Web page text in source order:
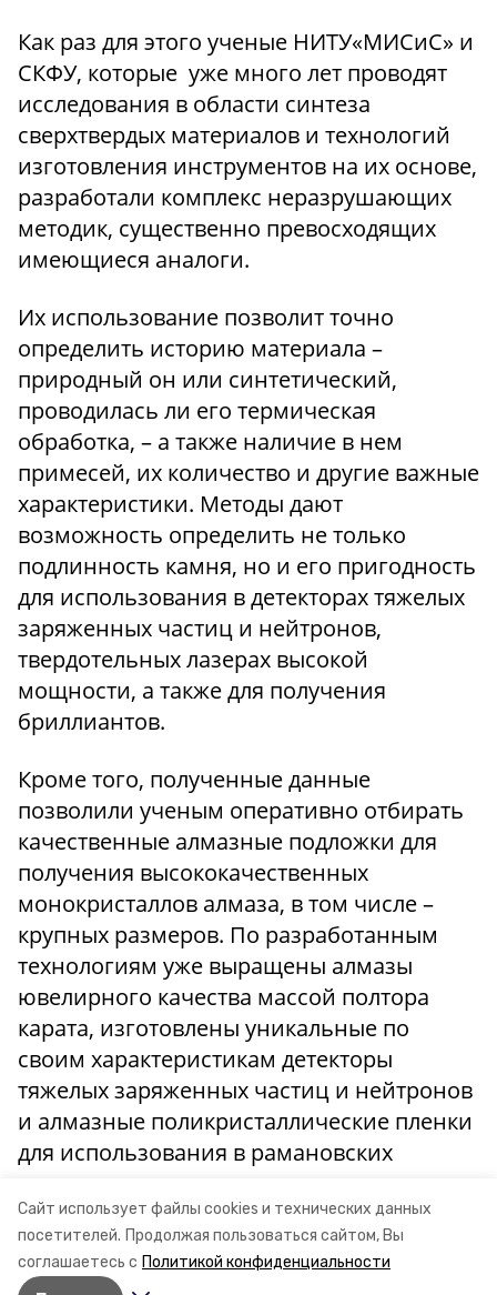
Сайт использует файлы cookies и технических данных
посетителей. Продолжая пользоваться сайтом, Вы
соглашаетесь с Политикой конфиденциальности
Как раз для этого ученые НИТУ«МИСиС» и
СКФУ, которые уже много лет проводят
исследования в области синтеза
сверхтвердых материалов и технологий
изготовления инструментов на их основе,
разработали комплекс неразрушающих
методик, существенно превосходящих
имеющиеся аналоги.
Их использование позволит точно
определить историю материала –
природный он или синтетический,
проводилась ли его термическая
обработка, – а также наличие в нем
примесей, их количество и другие важные
характеристики. Методы дают
возможность определить не только
подлинность камня, но и его пригодность
для использования в детекторах тяжелых
заряженных частиц и нейтронов,
твердотельных лазерах высокой
мощности, а также для получения
бриллиантов.
Кроме того, полученные данные
позволили ученым оперативно отбирать
качественные алмазные подложки для
получения высококачественных
монокристаллов алмаза, в том числе –
крупных размеров. По разработанным
технологиям уже выращены алмазы
ювелирного качества массой полтора
карата, изготовлены уникальные по
своим характеристикам детекторы
тяжелых заряженных частиц и нейтронов
и алмазные поликристаллические пленки
для использования в рамановских
Источник: Управление по
информполитике Правительства СК